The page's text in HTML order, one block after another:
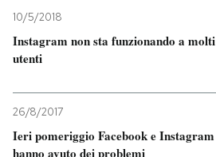
SHOP
CALENDARIO
AREA PERSONALE
10/5/2018
Instagram non sta funzionando a molti
utenti
26/8/2017
Ieri pomeriggio Facebook e Instagram
hanno avuto dei problemi